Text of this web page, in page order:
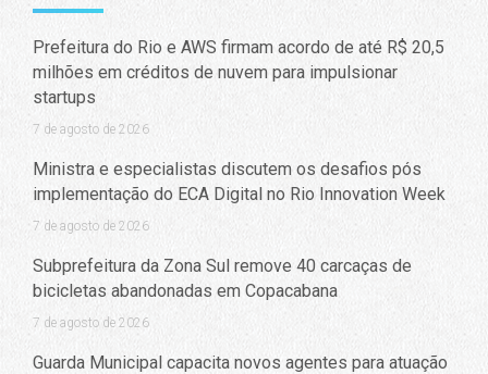
Prefeitura do Rio e AWS firmam acordo de até R$ 20,5
milhões em créditos de nuvem para impulsionar
startups
7 de agosto de 2026
Ministra e especialistas discutem os desafios pós
implementação do ECA Digital no Rio Innovation Week
7 de agosto de 2026
Subprefeitura da Zona Sul remove 40 carcaças de
bicicletas abandonadas em Copacabana
7 de agosto de 2026
Guarda Municipal capacita novos agentes para atuação